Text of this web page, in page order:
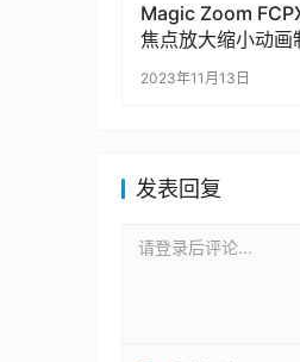
Magic Zoom
焦点放大缩小动画
2023年11月13日
发表回复
请登录后评论...